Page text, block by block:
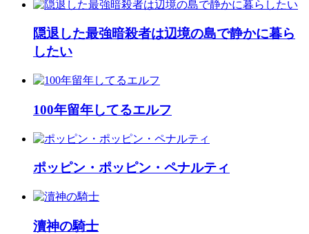
隠退した最強暗殺者は辺境の島で静かに暮ら
したい
100年留年してるエルフ
ポッピン・ポッピン・ペナルティ
瀆神の騎士